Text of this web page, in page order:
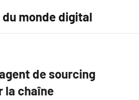
monde digital
de sourcing
la chaîne